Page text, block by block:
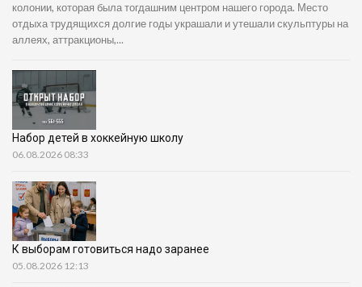
колонии, которая была тогдашним центром нашего города. Место
отдыха трудящихся долгие годы украшали и утешали скульптуры на
аллеях, аттракционы,...
Набор детей в хоккейную школу
06.08.2026 08:33
К выборам готовиться надо заранее
05.08.2026 12:13